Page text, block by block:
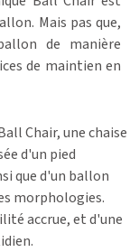
Mais pas que,
de manière
de maintien en
Chair, une chaise
d'un pied
que d'un ballon
morphologies.
accrue, et d'une